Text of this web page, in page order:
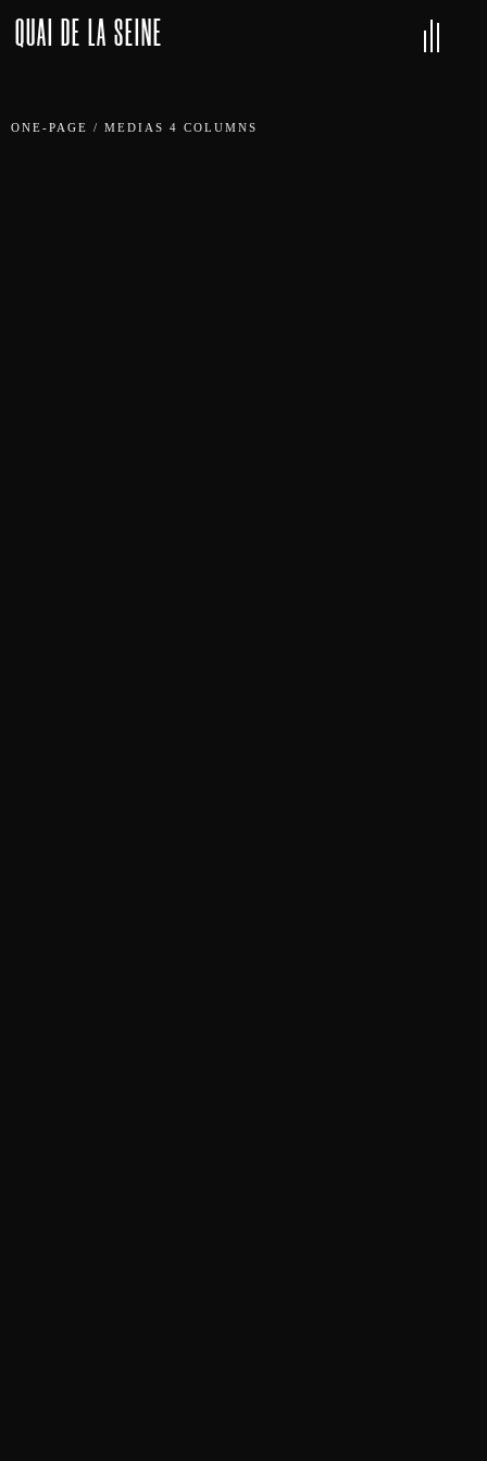
QUAI DE LA SEINE
ONE-PAGE / MEDIAS 4 COLUMNS